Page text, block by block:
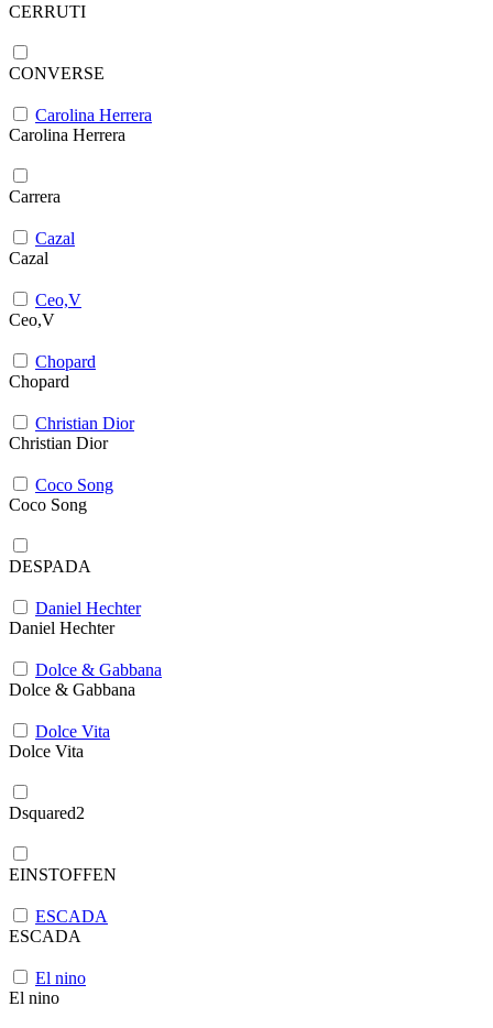
CERRUTI
CONVERSE
Carolina Herrera
Carolina Herrera
Carrera
Cazal
Cazal
Ceo,V
Ceo,V
Chopard
Chopard
Christian Dior
Christian Dior
Coco Song
Coco Song
DESPADA
Daniel Hechter
Daniel Hechter
Dolce & Gabbana
Dolce & Gabbana
Dolce Vita
Dolce Vita
Dsquared2
EINSTOFFEN
ESCADA
ESCADA
El nino
El nino